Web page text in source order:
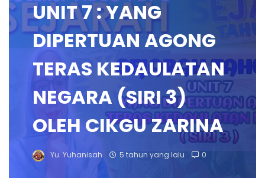
UNIT 7 : YANG
DIPERTUAN AGONG
TERAS KEDAULATAN
NEGARA (SIRI 3)
OLEH CIKGU ZARINA
Yu. Yuhanisah 5 tahun yang lalu 0